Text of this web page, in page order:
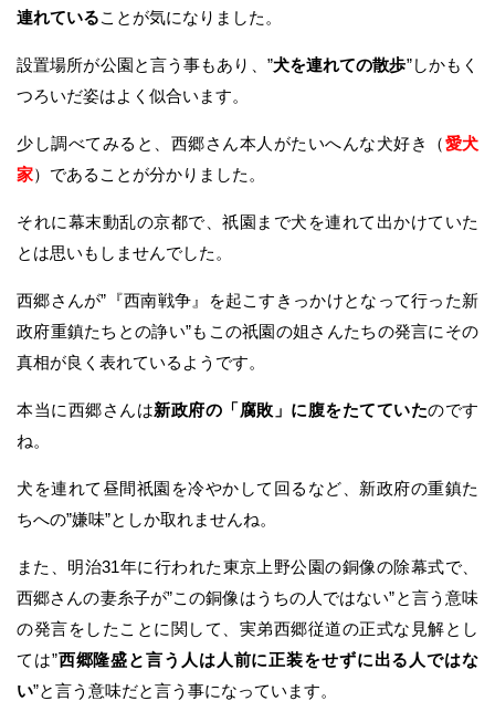
連れていることが気になりました。
設置場所が公園と言う事もあり、”犬を連れての散歩”しかもく
つろいだ姿はよく似合います。
少し調べてみると、西郷さん本人がたいへんな犬好き（愛犬
家）であることが分かりました。
それに幕末動乱の京都で、祇園まで犬を連れて出かけていた
とは思いもしませんでした。
西郷さんが”『西南戦争』を起こすきっかけとなって行った新
政府重鎮たちとの諍い”もこの祇園の姐さんたちの発言にその
真相が良く表れているようです。
本当に西郷さんは新政府の「腐敗」に腹をたてていたのです
ね。
犬を連れて昼間祇園を冷やかして回るなど、新政府の重鎮た
ちへの”嫌味”としか取れませんね。
また、明治31年に行われた東京上野公園の銅像の除幕式で、
西郷さんの妻糸子が”この銅像はうちの人ではない”と言う意味
の発言をしたことに関して、実弟西郷従道の正式な見解とし
ては”西郷隆盛と言う人は人前に正装をせずに出る人ではな
い”と言う意味だと言う事になっています。